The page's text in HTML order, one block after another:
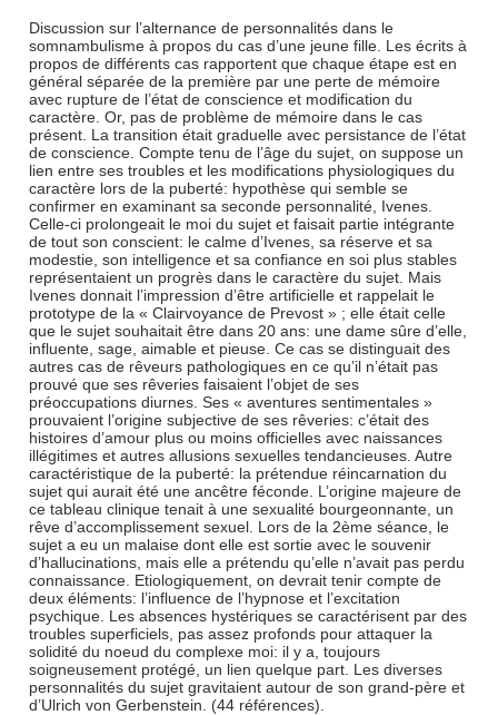
Discussion sur l’alternance de personnalités dans le
somnambulisme à propos du cas d’une jeune fille. Les écrits à
propos de différents cas rapportent que chaque étape est en
général séparée de la première par une perte de mémoire
avec rupture de l’état de conscience et modification du
caractère. Or, pas de problème de mémoire dans le cas
présent. La transition était graduelle avec persistance de l’état
de conscience. Compte tenu de l’âge du sujet, on suppose un
lien entre ses troubles et les modifications physiologiques du
caractère lors de la puberté: hypothèse qui semble se
confirmer en examinant sa seconde personnalité, Ivenes.
Celle-ci prolongeait le moi du sujet et faisait partie intégrante
de tout son conscient: le calme d’Ivenes, sa réserve et sa
modestie, son intelligence et sa confiance en soi plus stables
représentaient un progrès dans le caractère du sujet. Mais
Ivenes donnait l’impression d’être artificielle et rappelait le
prototype de la « Clairvoyance de Prevost » ; elle était celle
que le sujet souhaitait être dans 20 ans: une dame sûre d’elle,
influente, sage, aimable et pieuse. Ce cas se distinguait des
autres cas de rêveurs pathologiques en ce qu’il n’était pas
prouvé que ses rêveries faisaient l’objet de ses
préoccupations diurnes. Ses « aventures sentimentales »
prouvaient l’origine subjective de ses rêveries: c’était des
histoires d’amour plus ou moins officielles avec naissances
illégitimes et autres allusions sexuelles tendancieuses. Autre
caractéristique de la puberté: la prétendue réincarnation du
sujet qui aurait été une ancêtre féconde. L’origine majeure de
ce tableau clinique tenait à une sexualité bourgeonnante, un
rêve d’accomplissement sexuel. Lors de la 2ème séance, le
sujet a eu un malaise dont elle est sortie avec le souvenir
d’hallucinations, mais elle a prétendu qu’elle n’avait pas perdu
connaissance. Etiologiquement, on devrait tenir compte de
deux éléments: l’influence de l’hypnose et l’excitation
psychique. Les absences hystériques se caractérisent par des
troubles superficiels, pas assez profonds pour attaquer la
solidité du noeud du complexe moi: il y a, toujours
soigneusement protégé, un lien quelque part. Les diverses
personnalités du sujet gravitaient autour de son grand-père et
d’Ulrich von Gerbenstein. (44 références).